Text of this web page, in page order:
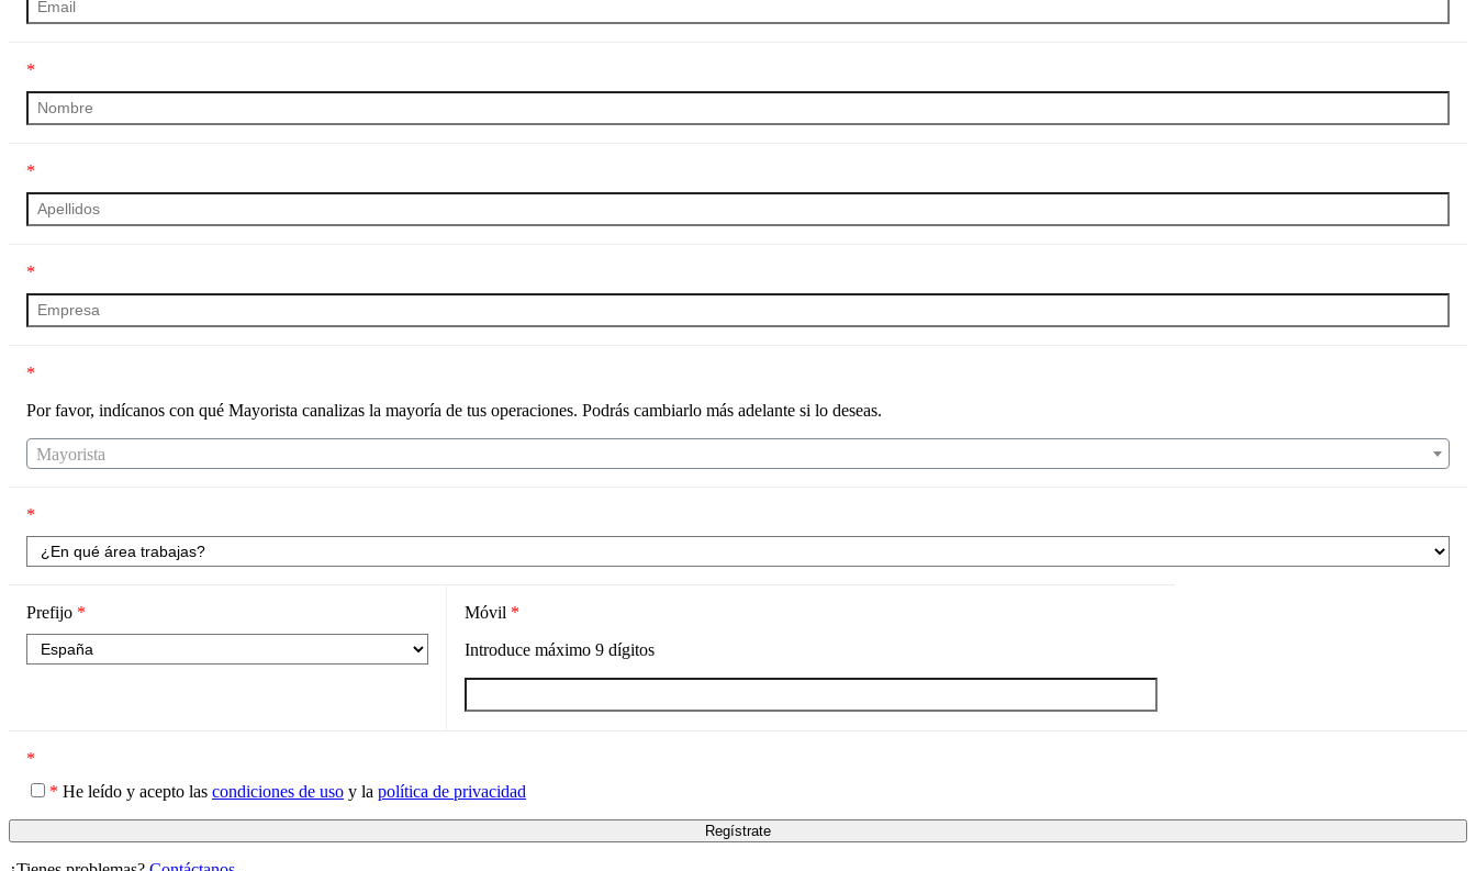
*
*
*
*
Por favor, indícanos con qué Mayorista canalizas la mayoría de tus operaciones. Podrás cambiarlo más adelante si lo deseas.
Mayorista
*
Prefijo * Móvil *
Introduce máximo9 dígitos
*
* He leído y acepto las condiciones de uso y la política de privacidad